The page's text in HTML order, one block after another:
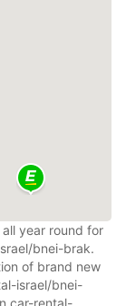
all year round for
bnei-brak.
of brand new
israel/bnei-
car-rental-